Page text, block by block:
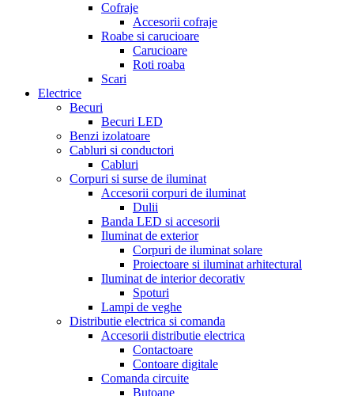
Cofraje
Accesorii cofraje
Roabe si carucioare
Carucioare
Roti roaba
Scari
Electrice
Becuri
Becuri LED
Benzi izolatoare
Cabluri si conductori
Cabluri
Corpuri si surse de iluminat
Accesorii corpuri de iluminat
Dulii
Banda LED si accesorii
Iluminat de exterior
Corpuri de iluminat solare
Proiectoare si iluminat arhitectural
Iluminat de interior decorativ
Spoturi
Lampi de veghe
Distributie electrica si comanda
Accesorii distributie electrica
Contactoare
Contoare digitale
Comanda circuite
Butoane